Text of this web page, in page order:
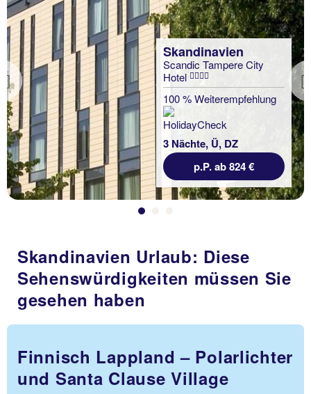
Previous
Skandinavien
Scandic Tampere City
Hotel
100 % Weiterempfehlung
3 Nächte, Ü, DZ
p.P. ab 824 €
Skandinavien Urlaub: Diese
Sehenswürdigkeiten müssen Sie
gesehen haben
Finnisch Lappland – Polarlichter
und Santa Clause Village